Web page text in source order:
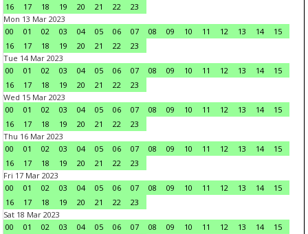
16 17 18 19 20 21 22
23
Mon 13 Mar 2023
00
01 02 03 04 05 06 07 08 09 10 11 12 13 14
15
16
17 18 19 20 21 22
23
Tue 14 Mar 2023
00
01 02 03 04 05 06 07 08 09 10 11 12 13 14
15
16
17 18 19 20 21 22
23
Wed 15 Mar 2023
00
01 02 03 04 05 06 07 08 09 10 11 12 13 14
15
16
17 18 19 20 21 22
23
Thu 16 Mar 2023
00
01 02 03 04 05 06 07 08 09 10 11 12 13 14
15
16
17 18 19 20 21 22
23
Fri 17 Mar 2023
00
01 02 03 04 05 06 07 08 09 10 11 12 13 14
15
16
17 18 19 20 21 22
23
Sat 18 Mar 2023
00
01 02 03 04 05 06 07 08 09 10 11 12 13 14
15